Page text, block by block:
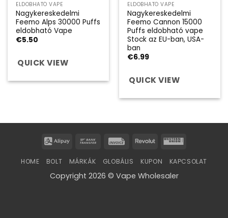
ELDOBHATÓ VAPE
Nagykereskedelmi
Feemo Alps 30000 Puffs
eldobható Vape
€5.50
QUICK VIEW
ELDOBHATÓ VAPE
Nagykereskedelmi
Feemo Cannon 15000
Puffs eldobható vape
Stock az EU-ban, USA-
ban
€6.99
QUICK VIEW
Alipay
Bank
Invoice RevolutWestern
HOME BOLT MÁRKÁK GLOBÁLIS KUPON KAPCSOLAT
Copyright 2026 © Vape Wholesaler